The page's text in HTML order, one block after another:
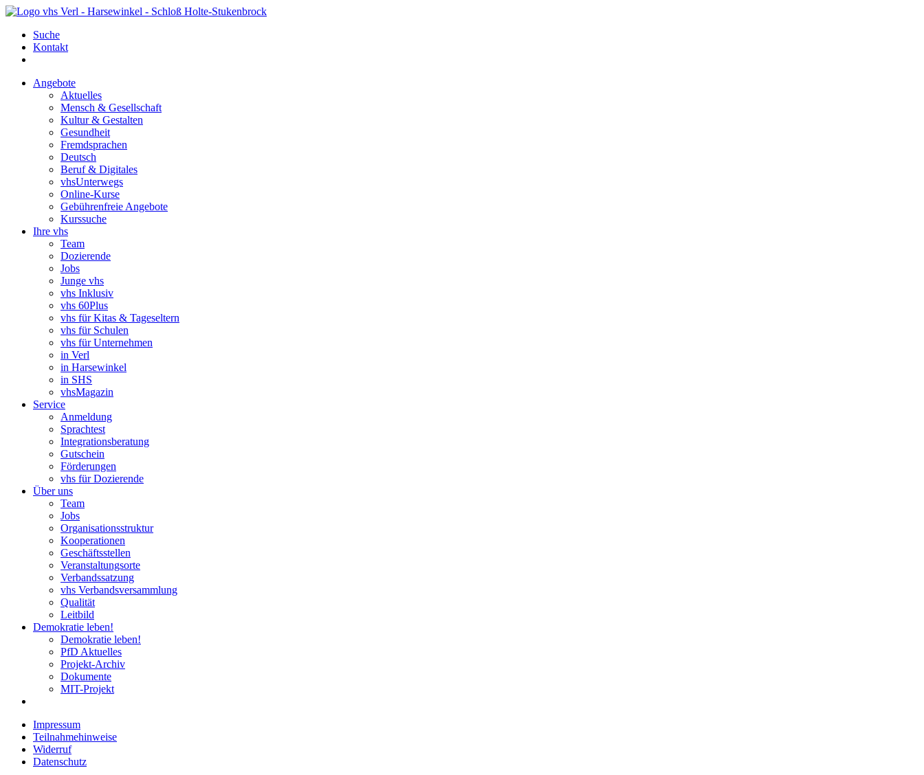
Suche
Kontakt
Angebote
Aktuelles
Mensch & Gesellschaft
Kultur & Gestalten
Gesundheit
Fremdsprachen
Deutsch
Beruf & Digitales
vhsUnterwegs
Online-Kurse
Gebührenfreie Angebote
Kurssuche
Ihre vhs
Team
Dozierende
Jobs
Junge vhs
vhs Inklusiv
vhs 60Plus
vhs für Kitas & Tageseltern
vhs für Schulen
vhs für Unternehmen
in Verl
in Harsewinkel
in SHS
vhsMagazin
Service
Anmeldung
Sprachtest
Integrationsberatung
Gutschein
Förderungen
vhs für Dozierende
Über uns
Team
Jobs
Organisationsstruktur
Kooperationen
Geschäftsstellen
Veranstaltungsorte
Verbandssatzung
vhs Verbandsversammlung
Qualität
Leitbild
Demokratie leben!
Demokratie leben!
PfD Aktuelles
Projekt-Archiv
Dokumente
MIT-Projekt
Impressum
Teilnahmehinweise
Widerruf
Datenschutz